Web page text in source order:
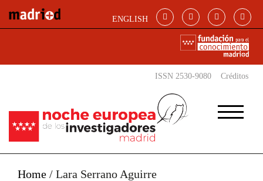
ENGLISH
ISSN 2530-9080 Créditos
Home / Lara Serrano Aguirre